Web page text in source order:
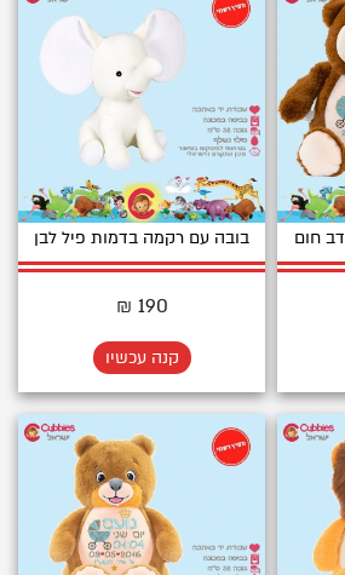
חום בובה עם רקמה בדמות פיל לבן
190 ₪
קנה עכשיו